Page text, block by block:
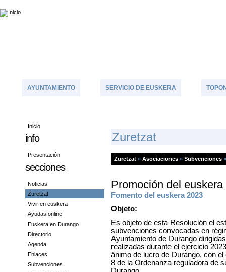
AYUNTAMIENTO SERVICIO DE EUSKERA
Inicio
info
Presentación
secciones
Noticias
Zuretzat
Vivir en euskera
Ayudas online
Euskera en Durango
Directorio
Agenda
Enlaces
Subvenciones
ZUretzat
Zuretzat » Asociaciones » Subvenciones
Promoción del euskera
Fomento del euskera 2023
Objeto:
Es objeto de esta Resolución el
subvenciones convocadas en
Ayuntamiento de Durango
realizadas durante el ejercicio
ánimo de lucro de Durango, con
8 de la Ordenanza reguladora de